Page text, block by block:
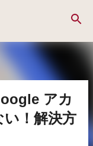
に移動
アカ
！解決方